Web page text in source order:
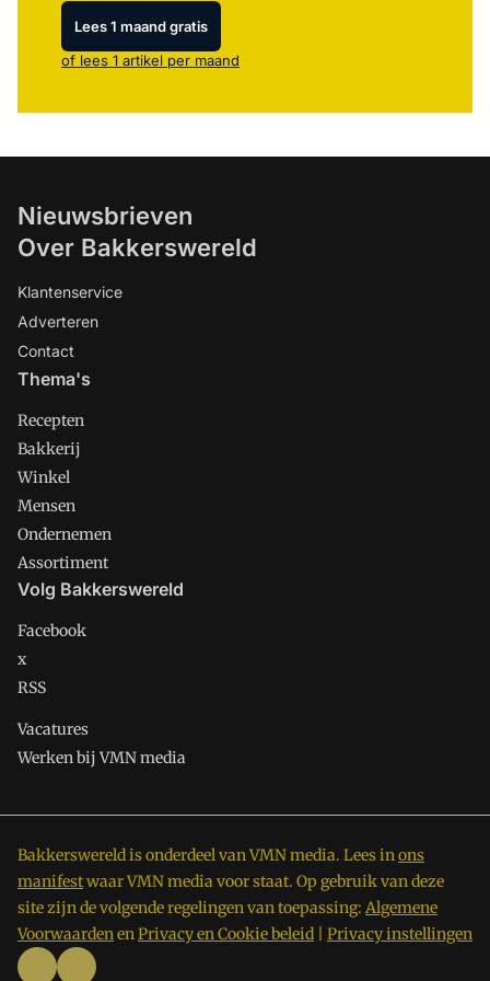
Lees 1 maand gratis
of lees 1 artikel per maand
Nieuwsbrieven
Over Bakkerswereld
Klantenservice
Adverteren
Contact
Thema's
Recepten
Bakkerij
Winkel
Mensen
Ondernemen
Assortiment
Volg Bakkerswereld
Facebook
x
RSS
Vacatures
Werken bij VMN media
Bakkerswereld is onderdeel van VMN media. Lees inons
manifestwaar VMN media voor staat. Op gebruik van deze
site zijn de volgende regelingen van toepassing: Algemene
VoorwaardenenPrivacy en Cookie beleid Privacy instellingen